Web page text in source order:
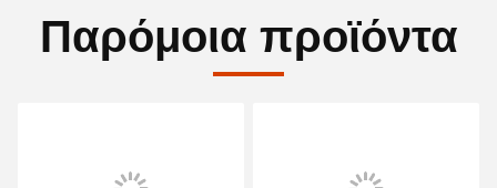
Παρόμοια προϊόντα